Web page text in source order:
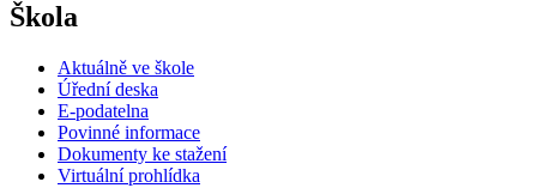
Škola
Aktuálně ve škole
Úřední deska
E-podatelna
Povinné informace
Dokumenty ke stažení
Virtuální prohlídka